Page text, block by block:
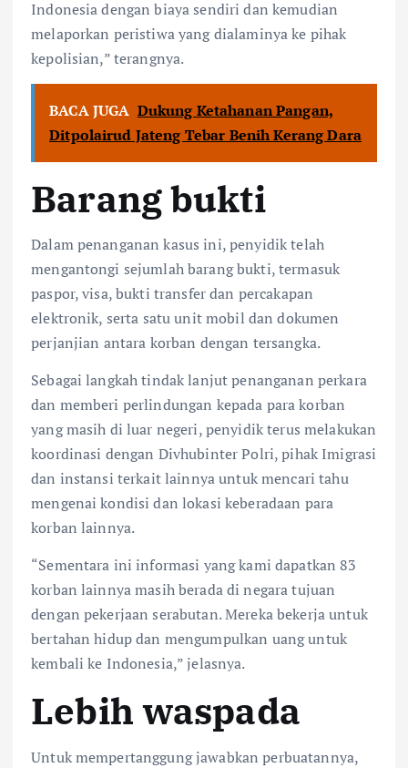
Indonesia dengan biaya sendiri dan kemudian
melaporkan peristiwa yang dialaminya ke pihak
kepolisian,” terangnya.
BACA JUGA Dukung Ketahanan Pangan,
Ditpolairud Jateng Tebar Benih Kerang Dara
Barang bukti
Dalam penanganan kasus ini, penyidik telah
mengantongi sejumlah barang bukti, termasuk
paspor, visa, bukti transfer dan percakapan
elektronik, serta satu unit mobil dan dokumen
perjanjian antara korban dengan tersangka.
Sebagai langkah tindak lanjut penanganan perkara
dan memberi perlindungan kepada para korban
yang masih di luar negeri, penyidik terus melakukan
koordinasi dengan Divhubinter Polri, pihak Imigrasi
dan instansi terkait lainnya untuk mencari tahu
mengenai kondisi dan lokasi keberadaan para
korban lainnya.
“Sementara ini informasi yang kami dapatkan 83
korban lainnya masih berada di negara tujuan
dengan pekerjaan serabutan. Mereka bekerja untuk
bertahan hidup dan mengumpulkan uang untuk
kembali ke Indonesia,” jelasnya.
Lebih waspada
Untuk mempertanggung jawabkan perbuatannya,